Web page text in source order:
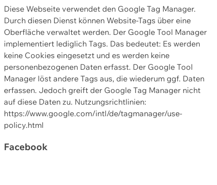
Diese Webseite verwendet den Google Tag Manager.
Durch diesen Dienst können Website-Tags über eine
Oberfläche verwaltet werden. Der Google Tool Manager
implementiert lediglich Tags. Das bedeutet: Es werden
keine Cookies eingesetzt und es werden keine
personenbezogenen Daten erfasst. Der Google Tool
Manager löst andere Tags aus, die wiederum ggf. Daten
erfassen. Jedoch greift der Google Tag Manager nicht
auf diese Daten zu. Nutzungsrichtlinien:
https://www.google.com/intl/de/tagmanager/use-
policy.html
Facebook